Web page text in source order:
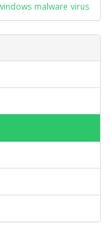
malware virus